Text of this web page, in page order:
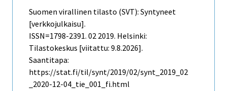
Suomen virallinen tilasto (SVT): Syntyneet
[verkkojulkaisu].
ISSN=1798-2391. 02 2019. Helsinki:
Tilastokeskus [viitattu: 9.8.2026].
Saantitapa:
https://stat.fi/til/synt/2019/02/synt_2019_02
_2020-12-04_tie_001_fi.html